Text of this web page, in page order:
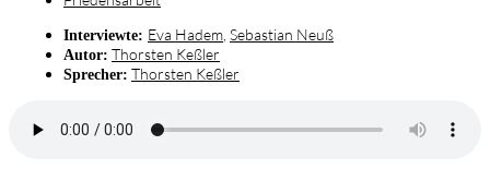
Interviewte: Eva Hadem, Sebastian Neuß
Autor: Thorsten Keßler
Sprecher: Thorsten Keßler